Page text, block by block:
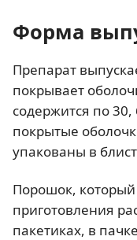
Форма
Препарат
покрывает
содержится по
покрытые
упакованы в
Порошок, который
приготовления
пакетиках, в